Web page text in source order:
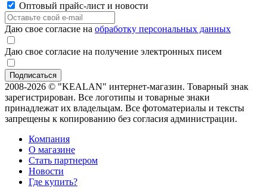
Оптовый прайс-лист и новости
Даю свое согласие на обработку персональных данных
Даю свое согласие на получение электронных писем
2008-2026 © "KEALAN" интернет-магазин. Товарный знак
зарегистрирован. Все логотипы и товарные знаки
принадлежат их владельцам. Все фотоматериалы и тексты
запрещены к копированию без согласия администрации.
Компания
О магазине
Стать партнером
Новости
Где купить?